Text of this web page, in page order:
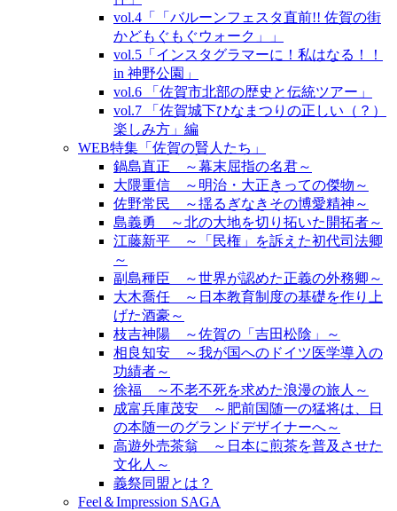
vol.4「「バルーンフェスタ直前!! 佐賀の街
かどもぐもぐウォーク」」
vol.5「インスタグラマーに！私はなる！！
in 神野公園」
vol.6 「佐賀市北部の歴史と伝統ツアー」
vol.7 「佐賀城下ひなまつりの正しい（？）
楽しみ方」編
WEB特集「佐賀の賢人たち」
鍋島直正 ～幕末屈指の名君～
大隈重信 ～明治・大正きっての傑物～
佐野常民 ～揺るぎなきその博愛精神～
島義勇 ～北の大地を切り拓いた開拓者～
江藤新平 ～「民権」を訴えた初代司法卿
～
副島種臣 ～世界が認めた正義の外務卿～
大木喬任 ～日本教育制度の基礎を作り上
げた酒豪～
枝吉神陽 ～佐賀の「吉田松陰」～
相良知安 ～我が国へのドイツ医学導入の
功績者～
徐福 ～不老不死を求めた浪漫の旅人～
成富兵庫茂安 ～肥前国随一の猛将は、日
の本随一のグランドデザイナーへ～
高遊外売茶翁 ～日本に煎茶を普及させた
文化人～
義祭同盟とは？
Feel＆Impression SAGA